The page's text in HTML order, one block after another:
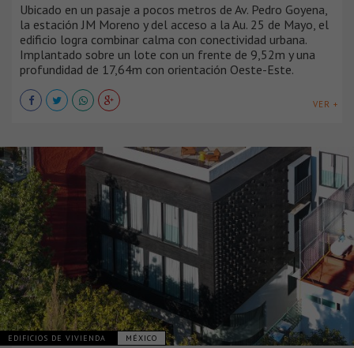
Ubicado en un pasaje a pocos metros de Av. Pedro Goyena,
la estación JM Moreno y del acceso a la Au. 25 de Mayo, el
edificio logra combinar calma con conectividad urbana.
Implantado sobre un lote con un frente de 9,52m y una
profundidad de 17,64m con orientación Oeste-Este.
VER +
EDIFICIOS DE VIVIENDA MÉXICO